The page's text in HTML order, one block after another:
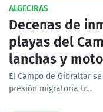
ALGECIRAS
Decenas de
playas del
lanchas y
El Campo de Gibraltar
presión migratoria tr…